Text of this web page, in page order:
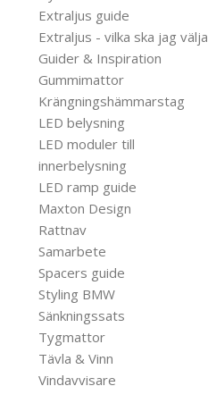
Extraljus guide
Extraljus - vilka ska jag välja
Guider & Inspiration
Gummimattor
Krängningshämmarstag
LED belysning
LED moduler till
innerbelysning
LED ramp guide
Maxton Design
Rattnav
Samarbete
Spacers guide
Styling BMW
Sänkningssats
Tygmattor
Tävla & Vinn
Vindavvisare